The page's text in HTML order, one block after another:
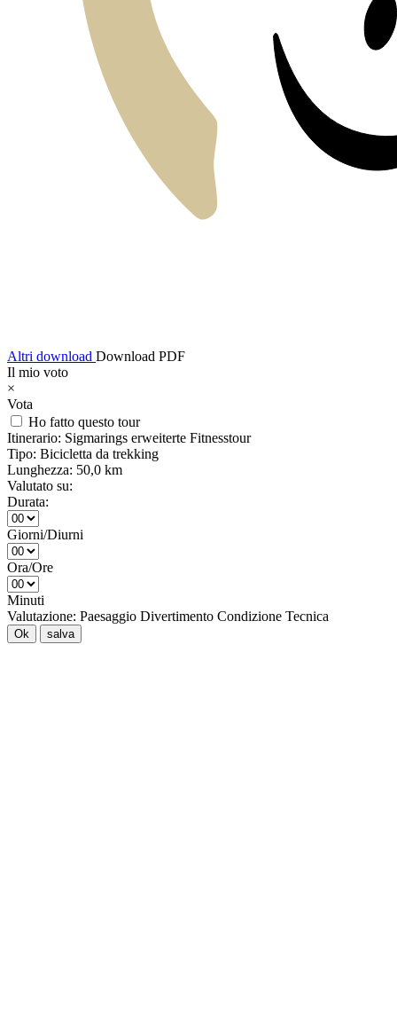
Altri download Download PDF
Il mio voto
×
Vota
Ho fatto questo tour
Itinerario: Sigmarings erweiterte Fitnesstour
Tipo: Bicicletta da trekking
Lunghezza: 50,0 km
Valutato su:
Durata:
Giorni/Diurni
Ora/Ore
Minuti
Valutazione: Paesaggio Divertimento Condizione Tecnica
Ok salva